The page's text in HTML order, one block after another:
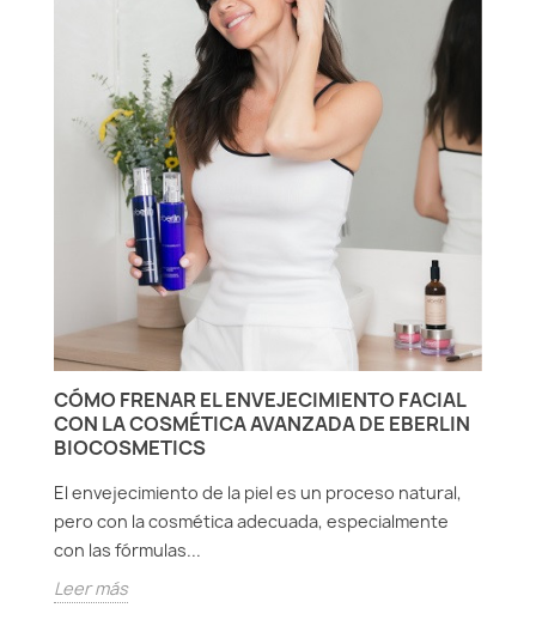
CÓMO FRENAR EL ENVEJECIMIENTO FACIAL
CON LA COSMÉTICA AVANZADA DE EBERLIN
BIOCOSMETICS
El envejecimiento de la piel es un proceso natural,
pero con la cosmética adecuada, especialmente
con las fórmulas...
Leer más